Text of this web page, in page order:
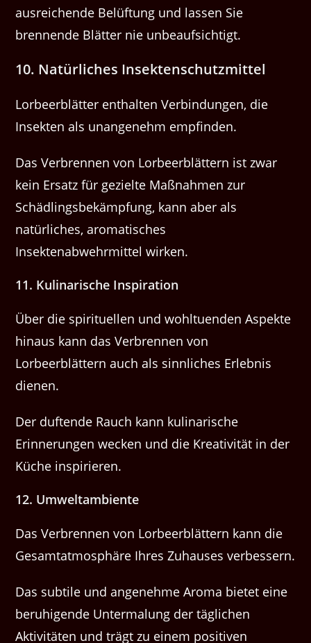
ausreichende Belüftung und lassen Sie
brennende Blätter nie unbeaufsichtigt.
10. Natürliches Insektenschutzmittel
Lorbeerblätter enthalten Verbindungen, die
Insekten als unangenehm empfinden.
Das Verbrennen von Lorbeerblättern ist zwar
kein Ersatz für gezielte Maßnahmen zur
Schädlingsbekämpfung, kann aber als
natürliches, aromatisches
Insektenabwehrmittel wirken.
11. Kulinarische Inspiration
Über die spirituellen und wohltuenden Aspekte
hinaus kann das Verbrennen von
Lorbeerblättern auch als sinnliches Erlebnis
dienen.
Der duftende Rauch kann kulinarische
Erinnerungen wecken und die Kreativität in der
Küche inspirieren.
12. Umweltambiente
Das Verbrennen von Lorbeerblättern kann die
Gesamtatmosphäre Ihres Zuhauses verbessern.
Das subtile und angenehme Aroma bietet eine
beruhigende Untermalung der täglichen
Aktivitäten und trägt zu einem positiven